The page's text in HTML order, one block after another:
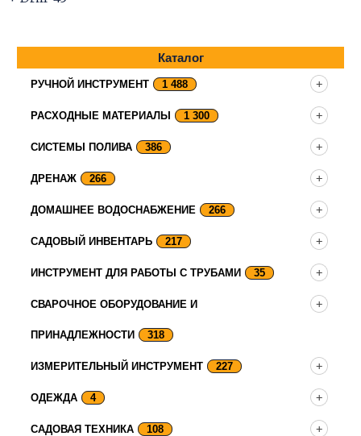
Каталог
РУЧНОЙ ИНСТРУМЕНТ 1 488
РАСХОДНЫЕ МАТЕРИАЛЫ 1 300
СИСТЕМЫ ПОЛИВА 386
ДРЕНАЖ 266
ДОМАШНЕЕ ВОДОСНАБЖЕНИЕ 266
САДОВЫЙ ИНВЕНТАРЬ 217
ИНСТРУМЕНТ ДЛЯ РАБОТЫ С ТРУБАМИ 35
СВАРОЧНОЕ ОБОРУДОВАНИЕ И
ПРИНАДЛЕЖНОСТИ 318
ИЗМЕРИТЕЛЬНЫЙ ИНСТРУМЕНТ 227
ОДЕЖДА 4
САДОВАЯ ТЕХНИКА 108